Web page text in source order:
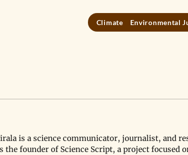
Climate Environmental
is a science communicator, journalist, and
the founder of Science Script, a project focused